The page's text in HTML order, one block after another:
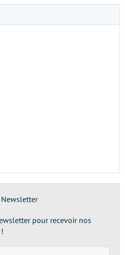
Newsletter
pour recevoir nos